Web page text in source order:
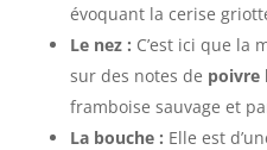
évoquant la cerise
Le nez : C’est ici que la
sur des notes de poivre
framboise sauvage et
La bouche : Elle est